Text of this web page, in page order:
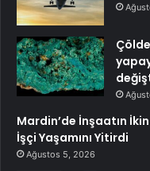
Mardin’de İnşaatın
İşçi Yaşamını Yitirdi
Ağustos 5, 2026